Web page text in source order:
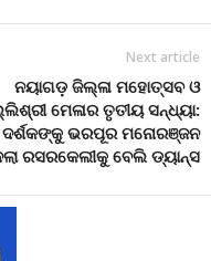
Next article
ନୟାଗଡ଼ ଜିଲ୍ଳା ମହୋତ୍ସବ ଓ
ମେଳାର ତୃତୀୟ ସନ୍ଧ୍ୟା:
ଦର୍ଶକଙ୍କୁ ଭରପୂର ମନୋରଞ୍ଜନ
ରସରକେଲୀକୁ ବେଲି ଡ୍ୟାନ୍ସ